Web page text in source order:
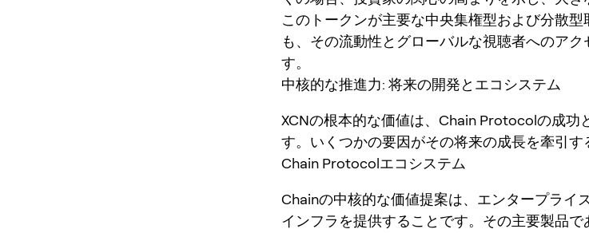
このトークンが主要な中央集権型および分散
も、その流動性とグローバルな視聴者へのア
す。
中核的な推進力: 将来の開発とエコシステム
XCNの根本的な価値は、Chain Protocolの成功
す。いくつかの要因がその将来の成長を牽引す
Chain Protocolエコシステム
Chainの中核的な価値提案は、エンタープライ
インフラを提供することです。その主要製品で